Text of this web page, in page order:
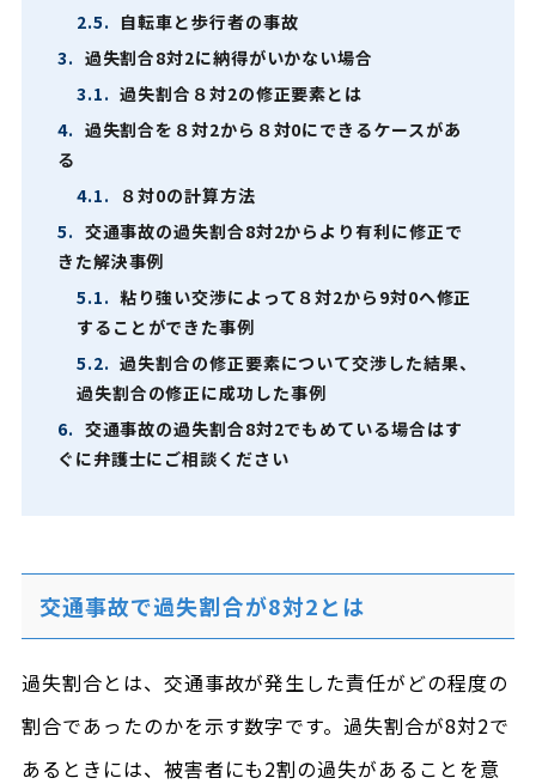
2.5. 自転車と歩行者の事故
3. 過失割合8対2に納得がいかない場合
3.1. 過失割合８対2の修正要素とは
4. 過失割合を８対2から８対0にできるケースがあ
る
4.1.
８対0の計算方法
5. 交通事故の過失割合8対2からより有利に修正で
きた解決事例
5.1. 粘り強い交渉によって８対2から9対0へ修正
することができた事例
5.2. 過失割合の修正要素について交渉した結果、
過失割合の修正に成功した事例
6. 交通事故の過失割合8対2でもめている場合はす
ぐに弁護士にご相談ください
交通事故で過失割合が8対2とは
過失割合とは、交通事故が発生した責任がどの程度の
割合であったのかを示す数字です。過失割合が8対2で
あるときには、被害者にも2割の過失があることを意